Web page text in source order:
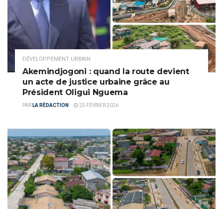
DÉVELOPPEMENT URBAIN
Akemindjogoni : quand la route devient
un acte de justice urbaine grâce au
Président Oligui Nguema
PAR LA RÉDACTION 25 FÉVRIER 2026